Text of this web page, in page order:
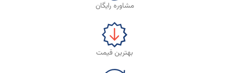
مشاوره رایگان
بهترین قیمت